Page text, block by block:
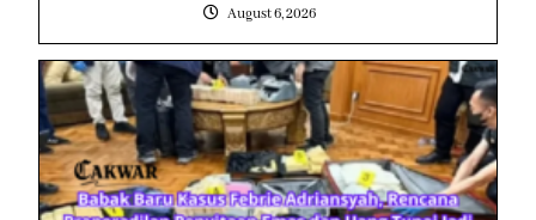
August 6, 2026